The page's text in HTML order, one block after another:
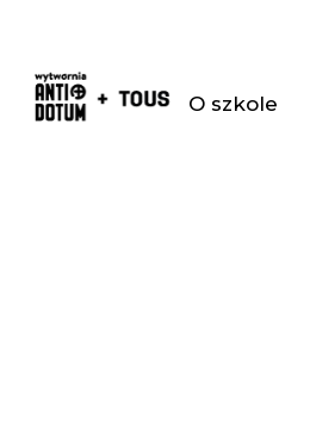
O szkole